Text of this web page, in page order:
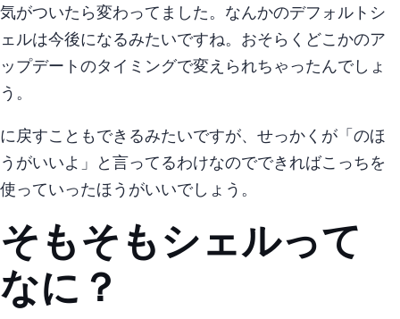
気がついたら変わってました。 なんかmacのデフォルトシ
ェルは今後zshになるみたいですね。 おそらくどこかのosア
ップデートのタイミングで変えられちゃったんでしょ
う。
bashに戻すこともできるみたいですが、 せっかくappleが「zshのほ
うがいいよ」と言ってるわけなのでできればこっちを
使っていったほうがいいでしょう。
そもそもシェルって
なに？